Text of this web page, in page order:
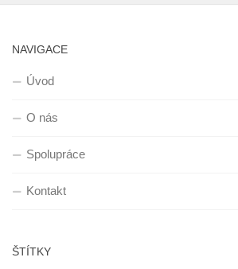
NAVIGACE
Úvod
O nás
Spolupráce
Kontakt
ŠTÍTKY